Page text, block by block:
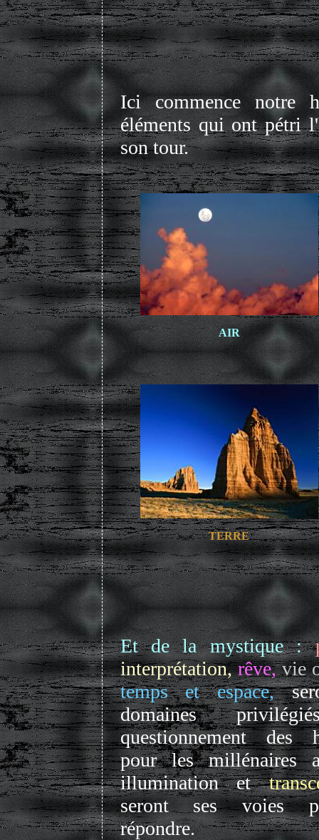
Ici commence notre
éléments qui ont pétri
son tour.
AIR
TERRE
Et de la mystique :
interprétation, rêve, vie
temps et espace,
domaines
questionnement des
pour les millénaires
illuminationet
seront ses voies
répondre.